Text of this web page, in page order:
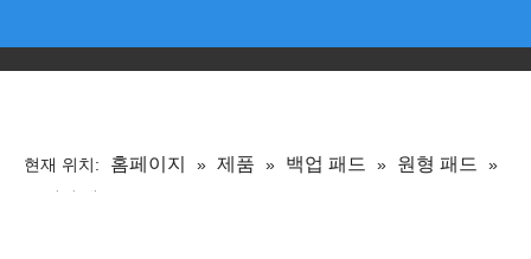
현재 위치: 홈페이지 » 제품 » 백업 패드 » 원형 패드
»
4 인치 패드